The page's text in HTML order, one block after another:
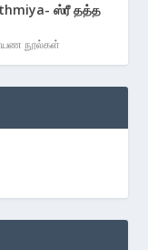
ஸ்ரீ தத்த
நூல்கள்